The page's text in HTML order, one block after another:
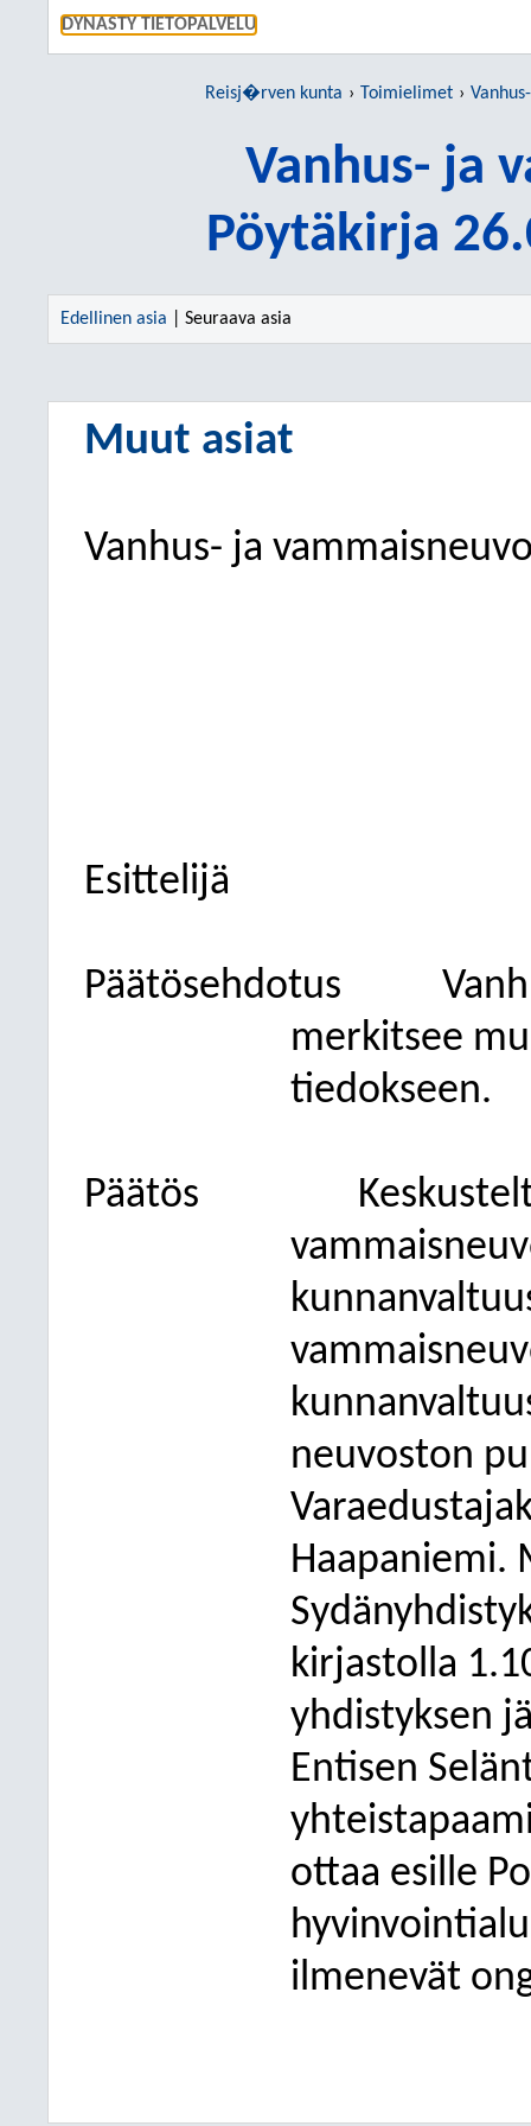
DYNASTY TIETOPALVELU
Reisj�rven kunta Toimielimet
Vanhus- ja
Pöytäkirja
Edellinen asia | Seuraava asia
Muut asiat
Vanhus- ja
Esittelijä
Päätösehdotus
merkitsee
tiedokseen.
Päätös
neuvoston
Haapaniemi.
kirjastolla
yhdistyksen
Entisen
ottaa esille
ilmenevät